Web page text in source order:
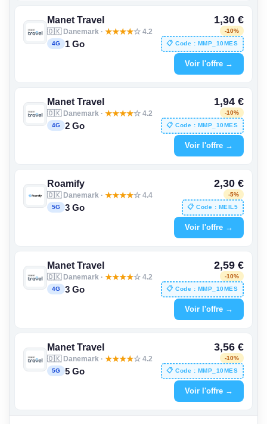
Manet Travel
🇩🇰 Danemark · ★★★★☆ 4.2
4G 1 Go
1,30 €
-10%
📋 Code : MMP_10MES
Voir l'offre →
Manet Travel
🇩🇰 Danemark · ★★★★☆ 4.2
4G 2 Go
1,94 €
-10%
📋 Code : MMP_10MES
Voir l'offre →
Roamify
🇩🇰 Danemark · ★★★★☆ 4.4
5G 3 Go
2,30 €
-5%
📋 Code : MEIL5
Voir l'offre →
Manet Travel
🇩🇰 Danemark · ★★★★☆ 4.2
4G 3 Go
2,59 €
-10%
📋 Code : MMP_10MES
Voir l'offre →
Manet Travel
🇩🇰 Danemark · ★★★★☆ 4.2
5G 5 Go
3,56 €
-10%
📋 Code : MMP_10MES
Voir l'offre →